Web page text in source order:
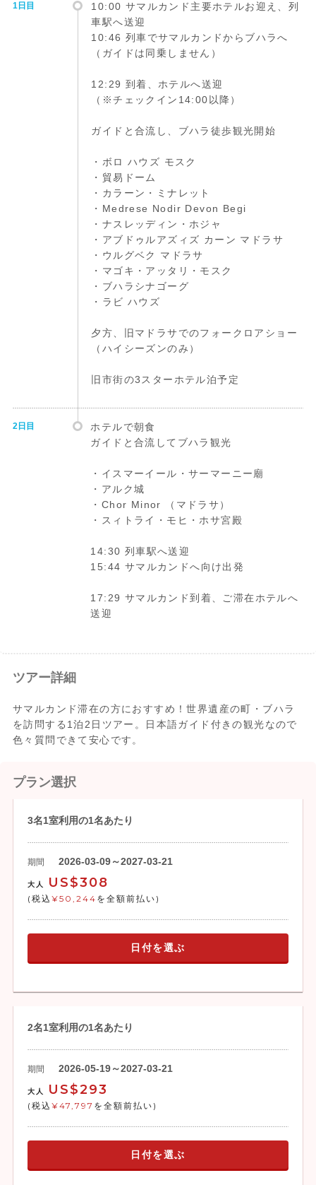
1日目
10:00 サマルカンド主要ホテルお迎え、列
車駅へ送迎
10:46 列車でサマルカンドからブハラへ
（ガイドは同乗しません）
12:29 到着、ホテルへ送迎
（※チェックイン14:00以降）
ガイドと合流し、ブハラ徒歩観光開始
・ボロ ハウズ モスク
・貿易ドーム
・カラーン・ミナレット
・Medrese Nodir Devon Begi
・ナスレッディン・ホジャ
・アブドゥルアズィズ カーン マドラサ
・ウルグベク マドラサ
・マゴキ・アッタリ・モスク
・ブハラシナゴーグ
・ラビ ハウズ
夕方、旧マドラサでのフォークロアショー
（ハイシーズンのみ）
旧市街の3スターホテル泊予定
2日目
ホテルで朝食
ガイドと合流してブハラ観光
・イスマーイール・サーマーニー廟
・アルク城
・Chor Minor （マドラサ）
・スィトライ・モヒ・ホサ宮殿
14:30 列車駅へ送迎
15:44 サマルカンドへ向け出発
17:29 サマルカンド到着、ご滞在ホテルへ
送迎
ツアー詳細
サマルカンド滞在の方におすすめ！世界遺産の町・ブハラ
を訪問する1泊2日ツアー。日本語ガイド付きの観光なので
色々質問できて安心です。
プラン選択
3名1室利用の1名あたり
期間 2026-03-09～2027-03-21
大人 US$308
(税込 ¥50,244 を全額前払い)
日付を選ぶ
2名1室利用の1名あたり
期間 2026-05-19～2027-03-21
大人 US$293
(税込 ¥47,797 を全額前払い)
日付を選ぶ